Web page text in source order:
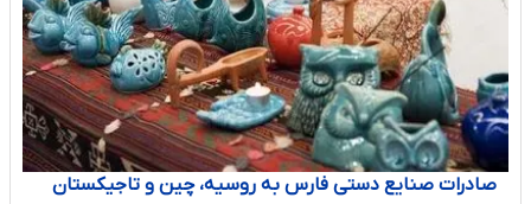
صادرات صنایع دستی فارس به روسیه، چین و تاجیکستان